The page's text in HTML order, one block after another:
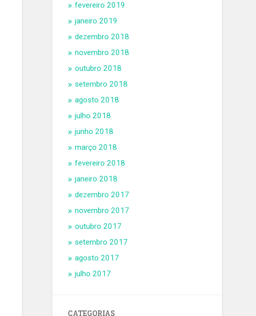
fevereiro 2019
janeiro 2019
dezembro 2018
novembro 2018
outubro 2018
setembro 2018
agosto 2018
julho 2018
junho 2018
março 2018
fevereiro 2018
janeiro 2018
dezembro 2017
novembro 2017
outubro 2017
setembro 2017
agosto 2017
julho 2017
CATEGORIAS